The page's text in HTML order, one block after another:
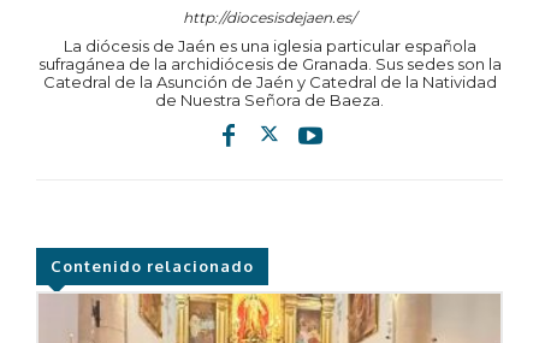
http://diocesisdejaen.es/
La diócesis de Jaén es una iglesia particular española
sufragánea de la archidiócesis de Granada. Sus sedes son la
Catedral de la Asunción de Jaén y Catedral de la Natividad
de Nuestra Señora de Baeza.
Contenido relacionado